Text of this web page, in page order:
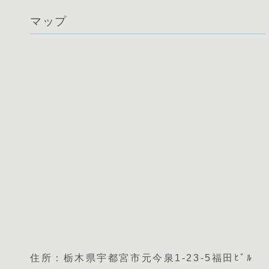
マップ
住所：栃木県宇都宮市元今泉1-23-5福田ﾋﾞﾙ